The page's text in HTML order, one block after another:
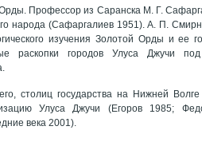
Профессор из Саранска М. Г.
народа (Сафаргалиев 1951). А. П.
изучения Золотой Орды и ее
городов Улуса Джучи под
столиц государства на Нижней
Улуса Джучи (Егоров 1985;
века 2001).